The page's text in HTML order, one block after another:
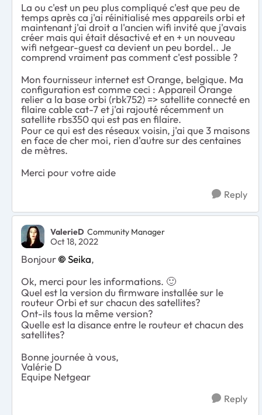
La ou c'est un peu plus compliqué c'est que peu de
temps après ca j'ai réinitialisé mes appareils orbi et
maintenant j'ai droit a l'ancien wifi invité que j'avais
créer mais qui était désactivé et en + un nouveau
wifi netgear-guest ca devient un peu bordel.. Je
comprend vraiment pas comment c'est possible ?
Mon fournisseur internet est Orange, belgique. Ma
configuration est comme ceci : Appareil Orange
relier a la base orbi (rbk752) => satellite connecté en
filaire cable cat-7 et j'ai rajouté récemment un
satellite rbs350 qui est pas en filaire.
Pour ce qui est des réseaux voisin, j'ai que 3 maisons
en face de cher moi, rien d'autre sur des centaines
de mètres.
Merci pour votre aide
Reply
ValerieD Community Manager
Oct 18, 2022
Bonjour Seika,
Ok, merci pour les informations. 🙂
Quel est la version du firmware installée sur le
routeur Orbi et sur chacun des satellites?
Ont-ils tous la même version?
Quelle est la disance entre le routeur et chacun des
satellites?
Bonne journée à vous,
Valérie D
Equipe Netgear
Reply